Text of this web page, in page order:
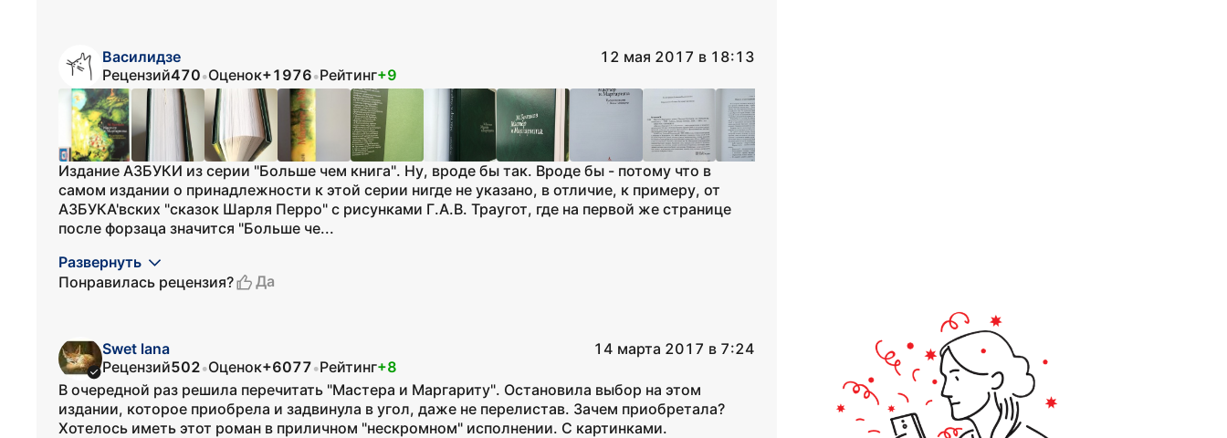
Василидзе
12 мая 2017 в 18:13
Рецензий470•Оценок+1976•Рейтинг+9
Издание АЗБУКИ из серии "Больше чем книга". Ну, вроде бы так. Вроде бы - потому что в
самом издании о принадлежности к этой серии нигде не указано, в отличие, к примеру, от
АЗБУКА'вских "сказок Шарля Перро" с рисунками Г.А.В. Траугот, где на первой же странице
после форзаца значится "Больше че...
Развернуть
Понравилась рецензия?
Да
Swet lana
14 марта 2017 в 7:24
Рецензий502•Оценок+6077•Рейтинг+8
В очередной раз решила перечитать "Мастера и Маргариту". Остановила выбор на этом
издании, которое приобрела и задвинула в угол, даже не перелистав. Зачем приобретала?
Хотелось иметь этот роман в приличном "нескромном" исполнении. С картинками.